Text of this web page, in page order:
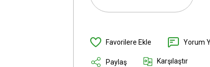
Yorum
Paylaş Karşılaştır